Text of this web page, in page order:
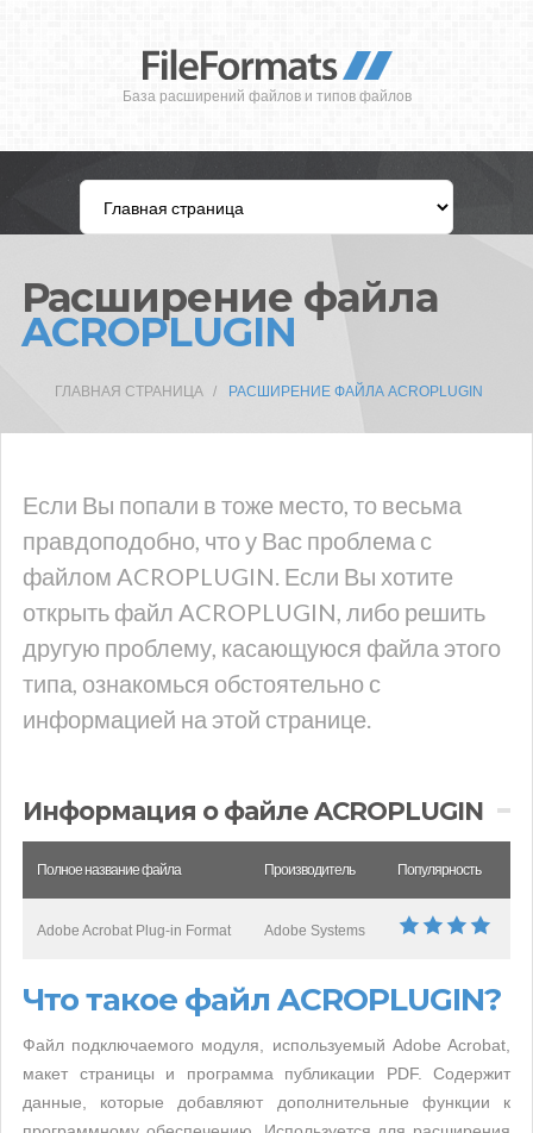
База расширений файлов и типов файлов
Расширение файла
ACROPLUGIN
ГЛАВНАЯ СТРАНИЦА РАСШИРЕНИЕ ФАЙЛА ACROPLUGIN
Если Вы попали в тоже место, то весьма
правдоподобно, что у Вас проблема с
файлом ACROPLUGIN. Если Вы хотите
открыть файл ACROPLUGIN, либо решить
другую проблему, касающуюся файла этого
типа, ознакомься обстоятельно с
информацией на этой странице.
Информация о файле ACROPLUGIN
Полное название файла Производитель Популярность
Adobe Acrobat Plug-in Format Adobe Systems
Что такое файл ACROPLUGIN?
Файл подключаемого модуля, используемый Adobe Acrobat,
макет страницы и программа публикации PDF. Содержит
данные, которые добавляют дополнительные функции к